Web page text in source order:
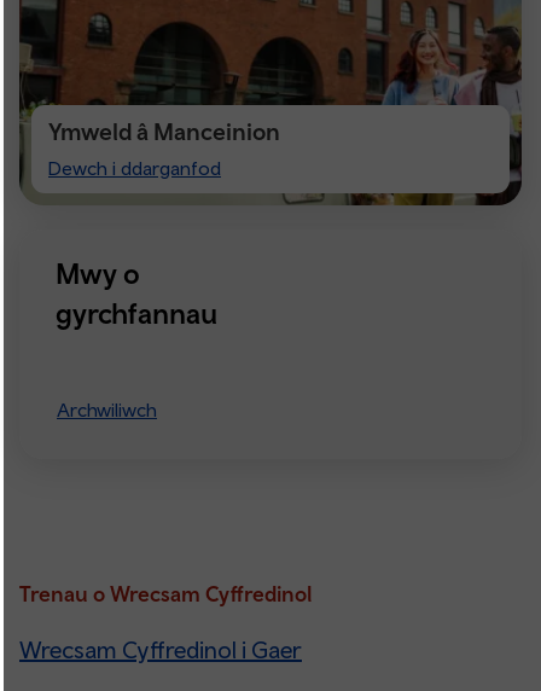
Ymweld â Manceinion
Dewch i ddarganfod
Visiting
Manchester
Mwy o
gyrchfannau
Archwiliwch
Trenau o Wrecsam Cyffredinol
Wrecsam Cyffredinol i Gaer